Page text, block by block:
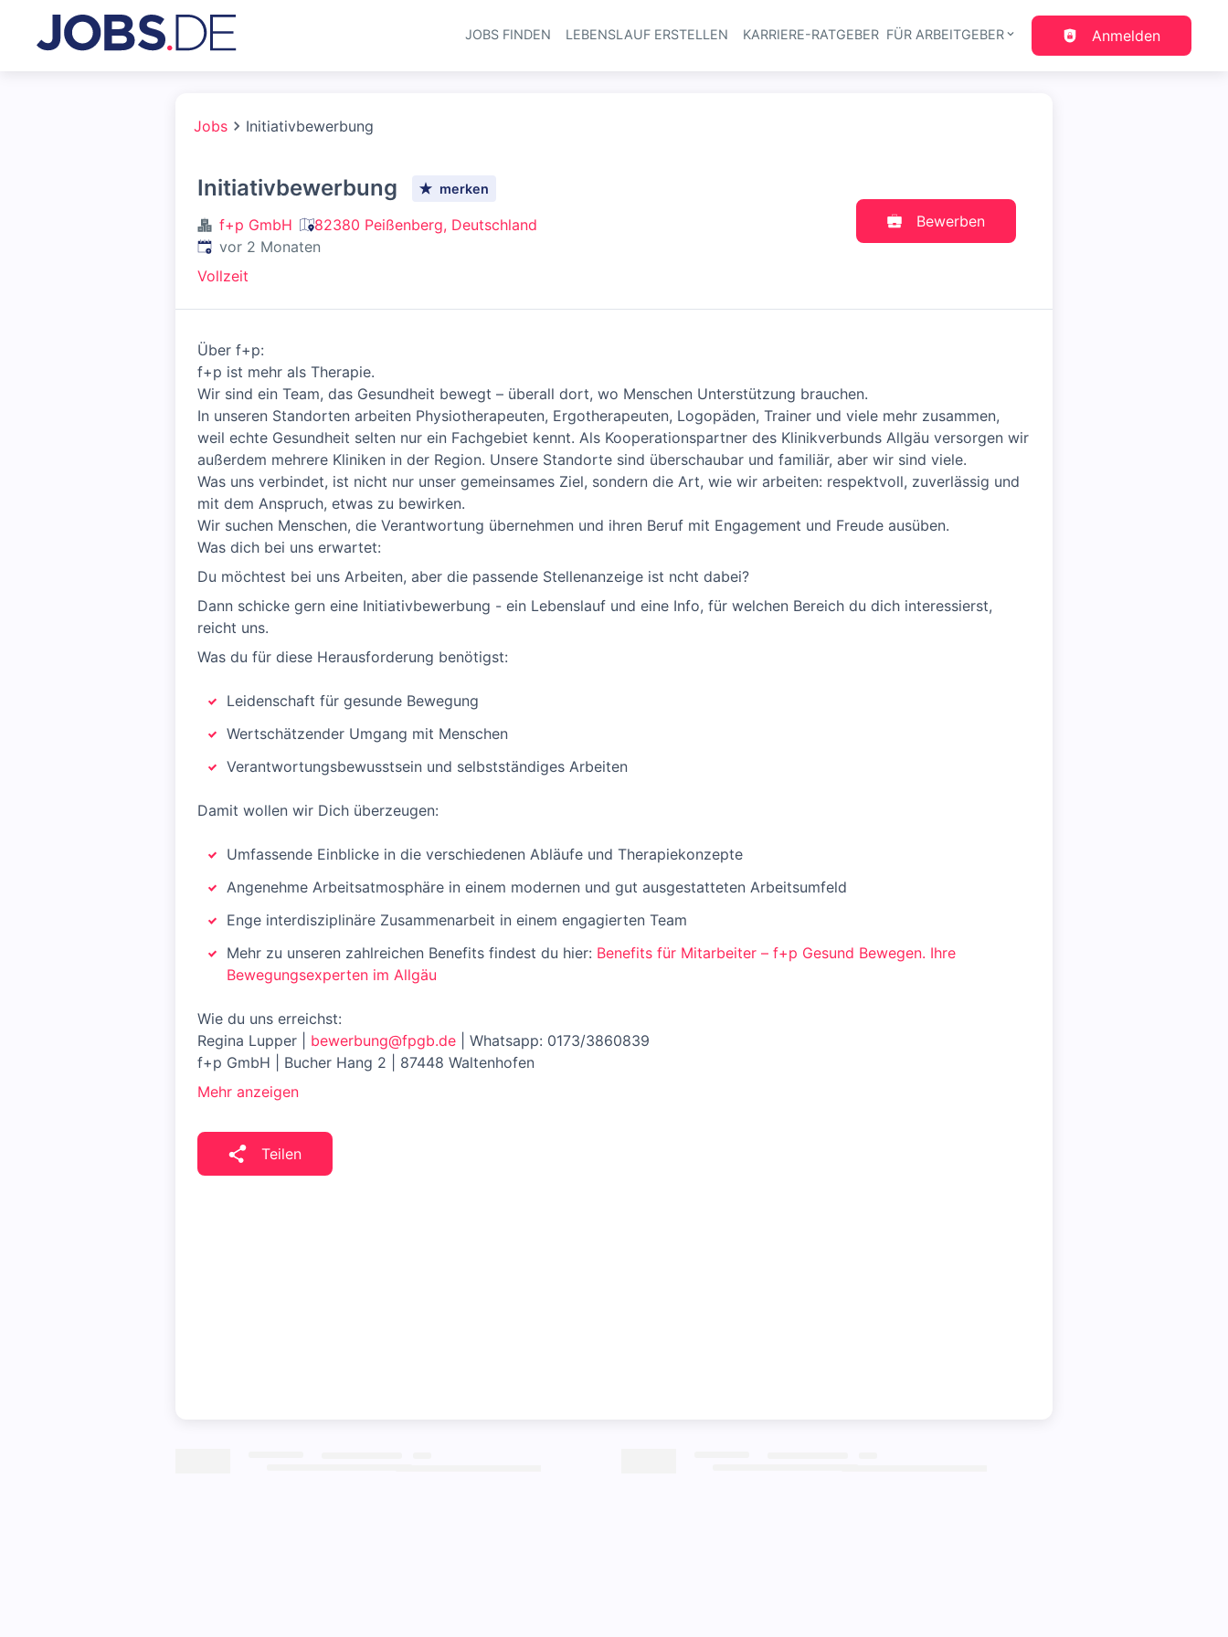
Haupt-Navigation
JOBS FINDEN LEBENSLAUF ERSTELLEN KARRIERE-RATGEBER FÜR ARBEITGEBER Anmelden
Jobs Initiativbewerbung
Initiativbewerbung merken
f+p GmbH
82380 Peißenberg, Deutschland
Veröffentlicht:
vor 2 Monaten
Vollzeit
Bewerben
Über f+p:
f+p ist mehr als Therapie.
Wir sind ein Team, das Gesundheit bewegt – überall dort, wo Menschen Unterstützung brauchen.
In unseren Standorten arbeiten Physiotherapeuten, Ergotherapeuten, Logopäden, Trainer und viele mehr zusammen,
weil echte Gesundheit selten nur ein Fachgebiet kennt. Als Kooperationspartner des Klinikverbunds Allgäu versorgen wir
außerdem mehrere Kliniken in der Region. Unsere Standorte sind überschaubar und familiär, aber wir sind viele.
Was uns verbindet, ist nicht nur unser gemeinsames Ziel, sondern die Art, wie wir arbeiten: respektvoll, zuverlässig und
mit dem Anspruch, etwas zu bewirken.
Wir suchen Menschen, die Verantwortung übernehmen und ihren Beruf mit Engagement und Freude ausüben.
Was dich bei uns erwartet:
Du möchtest bei uns Arbeiten, aber die passende Stellenanzeige ist ncht dabei?
Dann schicke gern eine Initiativbewerbung - ein Lebenslauf und eine Info, für welchen Bereich du dich interessierst,
reicht uns.
Was du für diese Herausforderung benötigst:
Leidenschaft für gesunde Bewegung
Wertschätzender Umgang mit Menschen
Verantwortungsbewusstsein und selbstständiges Arbeiten
Damit wollen wir Dich überzeugen:
Umfassende Einblicke in die verschiedenen Abläufe und Therapiekonzepte
Angenehme Arbeitsatmosphäre in einem modernen und gut ausgestatteten Arbeitsumfeld
Enge interdisziplinäre Zusammenarbeit in einem engagierten Team
Mehr zu unseren zahlreichen Benefits findest du hier: Benefits für Mitarbeiter – f+p Gesund Bewegen. Ihre
Bewegungsexperten im Allgäu
Wie du uns erreichst:
Regina Lupper | bewerbung@fpgb.de | Whatsapp: 0173/3860839
f+p GmbH | Bucher Hang 2 | 87448 Waltenhofen
Mehr anzeigen
Teilen